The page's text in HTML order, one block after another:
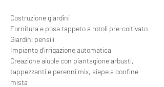
Costruzione giardini
Fornitura e posa tappeto a rotoli pre-coltivato
Giardini pensili
Impianto d'irrigazione automatica
Creazione aiuole con piantagione arbusti,
tappezzanti e perenni mix, siepe a confine
mista